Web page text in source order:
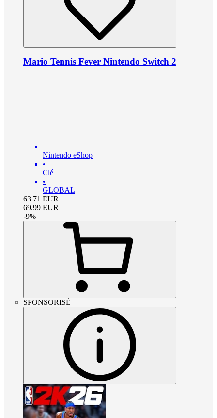
Mario Tennis Fever Nintendo Switch 2
Nintendo eShop
•
Clé
•
GLOBAL
63.71 EUR
69.99 EUR
-9%
SPONSORISÉ